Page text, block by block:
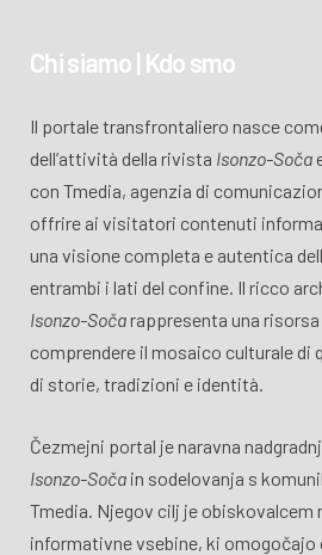
Chi siamo | Kdo smo
Il portale transfrontaliero nasce
dell’attività della rivista Isonzo-Soča
con Tmedia, agenzia di
offrire ai visitatori contenuti
una visione completa e autentica
entrambi i lati del confine. Il ricco
Isonzo-Sočarappresenta una
comprendere il mosaico culturale di
di storie, tradizioni e identità.
Čezmejni portal je naravna
Isonzo-Soča in sodelovanja s
Tmedia. Njegov cilj je obiskovalcem
informativne vsebine, ki omogočajo